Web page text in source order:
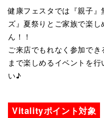
健康フェスタでは『親子
ズ』夏祭りとご家族で楽
ん！！
ご来店でもれなく参加で
まで楽しめるイベントを
い♪
Vitalityポイント対象